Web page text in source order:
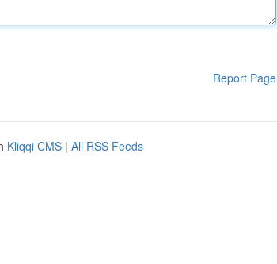
Report Page
Kliqqi CMS | All RSS Feeds